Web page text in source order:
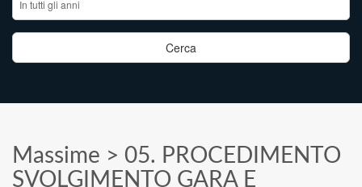
Massime > 05. PROCEDIMENTO
SVOLGIMENTO GARA E